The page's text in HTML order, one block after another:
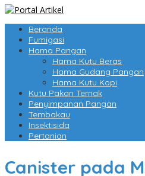
Beranda
Fumigasi
Hama Pangan
Hama Kutu Beras
Hama Gudang Pangan
Hama Kutu Kopi
Kutu Pakan Ternak
Penyimpanan Pangan
Tembakau
Insektisida
Pertanian
Canister pada